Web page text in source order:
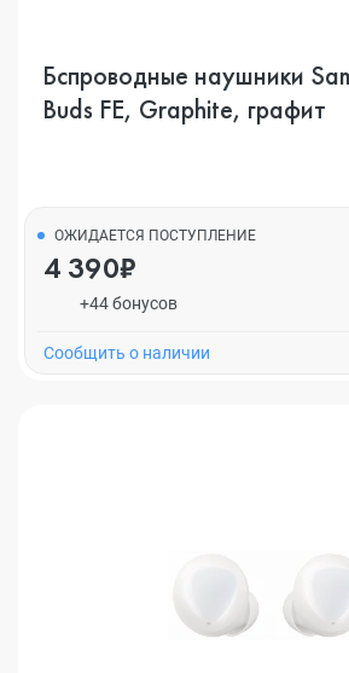
Бспроводные наушники
Buds FE, Graphite, графит
ОЖИДАЕТСЯ ПОСТУПЛЕНИЕ
4 390₽
+44 бонусов
Cообщить о наличии